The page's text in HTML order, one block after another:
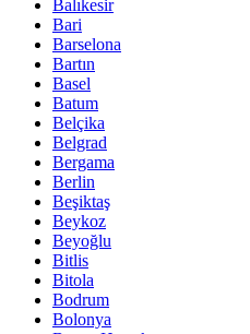
Balıkesir
Bari
Barselona
Bartın
Basel
Batum
Belçika
Belgrad
Bergama
Berlin
Beşiktaş
Beykoz
Beyoğlu
Bitlis
Bitola
Bodrum
Bolonya